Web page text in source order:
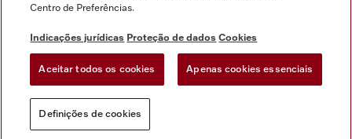
Formulário de livre resolução
Centro de Preferências.
Indicações jurídicas Proteção de dados Cookies
Aceitar todos os cookies Apenas cookies essenciais
Definições de cookies